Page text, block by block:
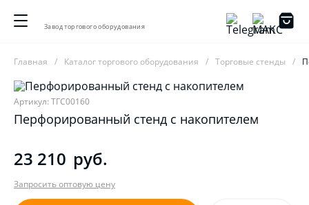
Завод торгового оборудования
Главная Каталог торгового оборудования Торговые стенды
Артикул: ТГС00160
Перфорированный стенд с накопителем
23 210 руб.
Запросить оптовую цену